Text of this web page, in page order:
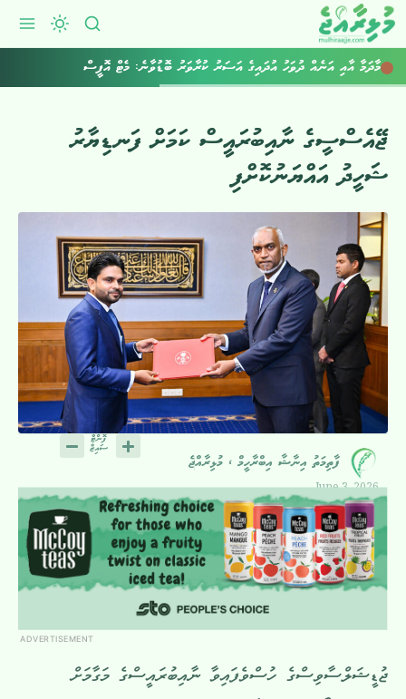
މާދަމާ އާއި އަނެއް ދުވަހު އުދައިގެ އަސަރު ކުރާވަރު ބޮޑުވާނެ: މެޓް އޮފީސް
ޖޭއެސްސީގެ ނާއިބުރައީސް ކަމަށް ފަނޑިޔާރު
ޝަހީދު އައްޔަނުކޮށްފި
ފާތިމަތު އިނާޝާ އިބްރާހީމް ، މުޅިރާއްޖެ
June 3, 2026
ADVERTISEMENT
ޖުޑީޝަލްސާވިސްގެ ހުސްވެފައިވާ ނާއިބުރައީސްގެ މަގާމަށް